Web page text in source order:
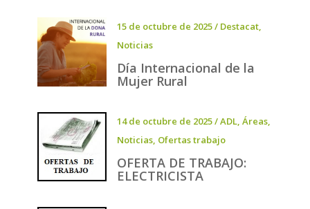
15 de octubre de 2025/ Destacat,
Noticias
Día Internacional de la
Mujer Rural
14 de octubre de 2025/ADL, Áreas,
Noticias, Ofertas trabajo
OFERTA DE TRABAJO:
ELECTRICISTA